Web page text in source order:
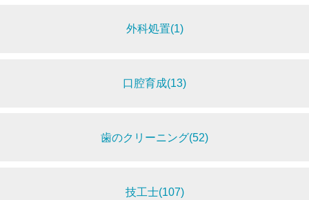
外科処置(1)
口腔育成(13)
歯のクリーニング(52)
技工士(107)